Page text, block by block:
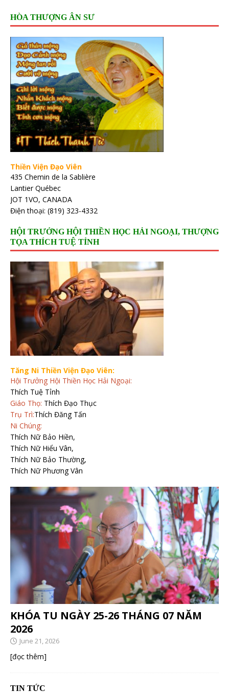
HÒA THƯỢNG ÂN SƯ
Thiền Viện Đạo Viên
435 Chemin de la Sablière
Lantier Québec
JOT 1VO, CANADA
Điện thoại: (819) 323-4332
HỘI TRƯỞNG HỘI THIỀN HỌC HẢI NGOẠI, THƯỢNG
TỌA THÍCH TUỆ TỈNH
Tăng Ni Thiền Viện Đạo Viên:
Hội Trưởng Hội Thiền Học Hải Ngoại:
Thích Tuệ Tỉnh
Giáo Thọ: Thích Đạo Thục
Trụ Trì:Thích Đăng Tấn
Ni Chúng:
Thích Nữ Bảo Hiền,
Thích Nữ Hiểu Vân,
Thích Nữ Bảo Thường,
Thích Nữ Phương Vân
KHÓA TU NGÀY 25-26 THÁNG 07 NĂM
2026
June 21, 2026
[đọc thêm]
TIN TỨC